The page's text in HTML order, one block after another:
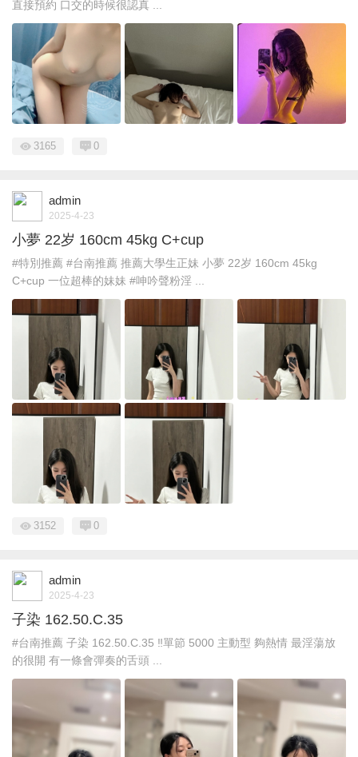
直接預約 口交的時候很認真 ...
3165 0
admin
2025-4-23
小夢 22岁 160cm 45kg C+cup
#特別推薦 #台南推薦 推薦大學生正妹 小夢 22岁 160cm 45kg
C+cup 一位超棒的妹妹 #呻吟聲粉淫 ...
3152 0
admin
2025-4-23
子染 162.50.C.35
#台南推薦 子染 162.50.C.35 ‼️單節 5000 主動型 夠熱情 最淫蕩放
的很開 有一條會彈奏的舌頭 ...